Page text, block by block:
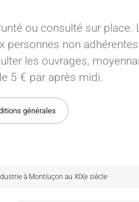
ou consulté sur place.
personnes non
les ouvrages,
5 € par après midi.
générales